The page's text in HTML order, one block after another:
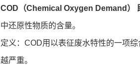
COD（Chemical Oxygen Demand）‍
中还原性物质的含量。
定义：COD用以表征废水特性的一项
越严重。